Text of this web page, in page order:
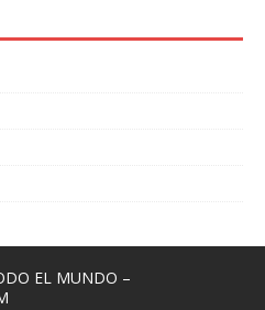
EL MUNDO –